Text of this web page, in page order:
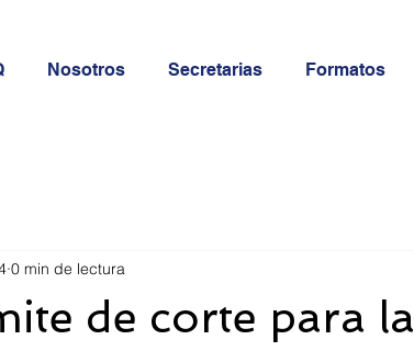
Nosotros Secretarias Formatos
de corte para la
0 min de lectura